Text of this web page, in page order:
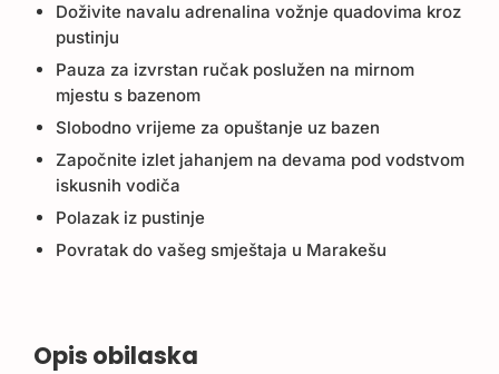
Doživite navalu adrenalina vožnje quadovima kroz
pustinju
Pauza za izvrstan ručak poslužen na mirnom
mjestu s bazenom
Slobodno vrijeme za opuštanje uz bazen
Započnite izlet jahanjem na devama pod vodstvom
iskusnih vodiča
Polazak iz pustinje
Povratak do vašeg smještaja u Marakešu
Opis obilaska